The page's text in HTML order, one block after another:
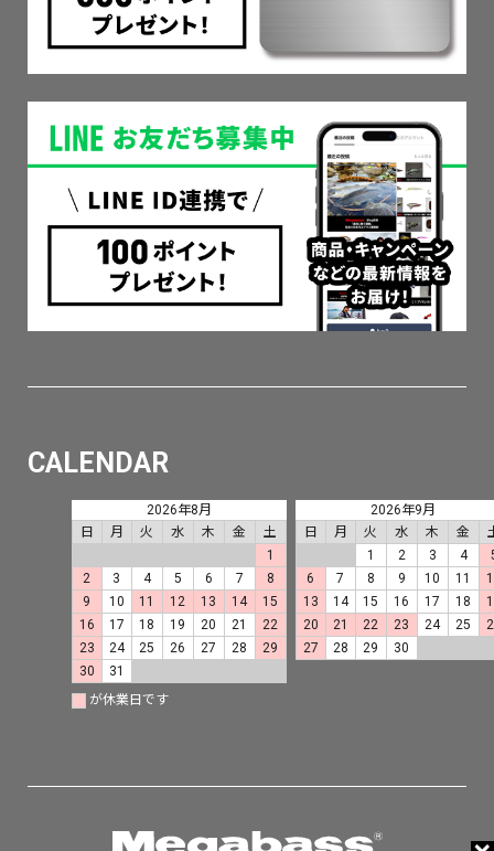
CALENDAR
2026年8月
日
月 火 水 木 金
土
1
2
3 4 5 6 7
8
9
10 11 12 13 14
15
16
17 18 19 20 21
22
23
24 25 26 27 28
29
30
31
2026年9月
日
月 火 水 木 金
1
2 3 4
6
7 8 9 10 11
13
14 15 16 17 18
20
21 22 23 24 25
27
28 29 30
が休業日です